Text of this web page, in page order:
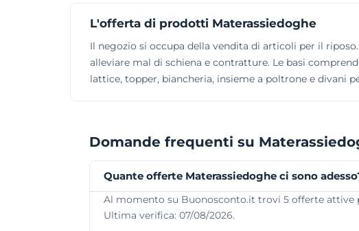
L'offerta di prodotti Materassiedoghe
Il negozio si occupa della vendita di articoli per il
alleviare mal di schiena e contratture. Le basi
lattice, topper, biancheria, insieme a poltrone e divani
Domande frequenti su
Quante offerte Materassiedoghe ci sono
Al momento su Buonosconto.it trovi 5 offerte attive
Ultima verifica: 07/08/2026.